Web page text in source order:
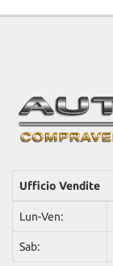
Ufficio Vendite
Lun-Ven:
Sab: